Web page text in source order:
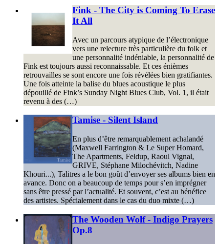
Fink - The City is Coming To Erase
It All
Avec un parcours atypique de l’électronique
vers une relecture très particulière du folk et
une personnalité indéniable, la personnalité de
Fink est toujours aussi reconnaissable. Et ces énièmes
retrouvailles se sont encore une fois révélées bien gratifiantes.
Une fois atteinte la balise du blues acoustique le plus
dépouillé de Fink’s Sunday Night Blues Club, Vol. 1, il était
revenu à des (…)
Tamise - Silent Island
En plus d’être remarquablement achalandé
(Maxwell Farrington & Le Super Homard,
The Apartments, Feldup, Raoul Vignal,
GRIVE, Stéphane Milochévitch, Nadine
Khouri...), Talitres a le bon goût d’envoyer ses albums bien en
avance. Donc on a beaucoup de temps pour s’en imprégner
sans être pressé par l’actualité. Et souvent, c’est au bénéfice
des artistes. Spécialement dans le cas du duo mixte (…)
The Wooden Wolf - Indigo Prayers
Op.8